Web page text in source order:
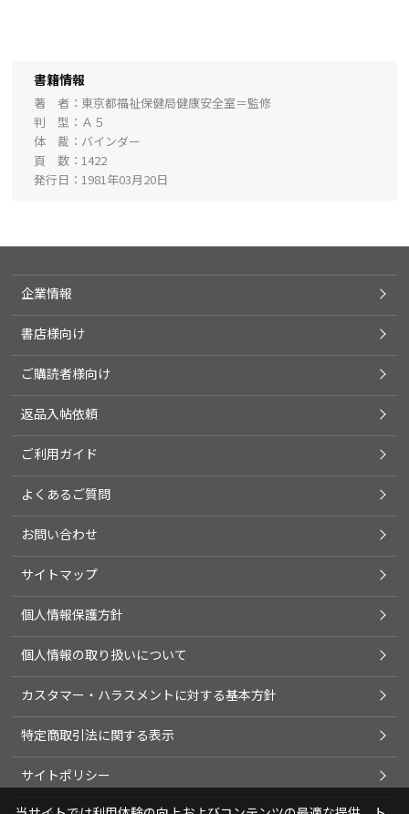
書籍情報
著 者
東京都福祉保健局健康安全室＝監修
判 型
Ａ５
体 裁
バインダー
頁 数
1422
発行日
1981年03月20日
企業情報
書店様向け
ご購読者様向け
返品入帖依頼
ご利用ガイド
よくあるご質問
お問い合わせ
サイトマップ
個人情報保護方針
個人情報の取り扱いについて
カスタマー・ハラスメントに対する基本方針
特定商取引法に関する表示
サイトポリシー